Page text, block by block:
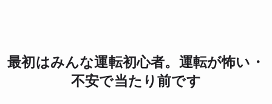
最初はみんな運転初心者。運転が怖い・
不安で当たり前です